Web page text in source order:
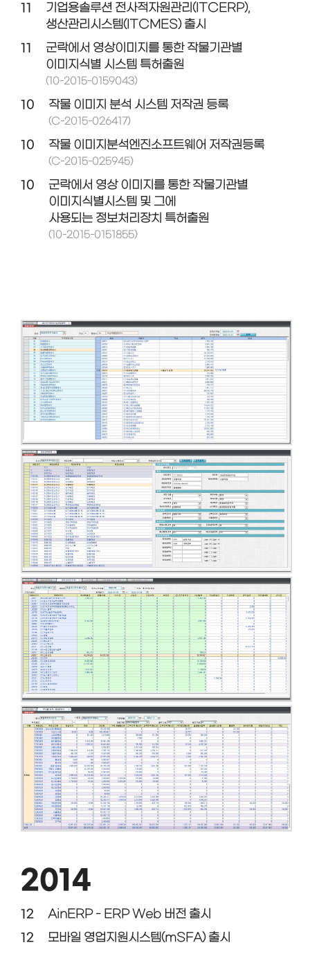
11
기업용솔루션 전사적자원관리(ITCERP),
생산관리시스템(ITCMES) 출시
11
군락에서 영상이미지를 통한 작물기관별
이미지식별 시스템 특허출원
(10-2015-0159043)
10 작물 이미지 분석 시스템 저작권 등록
(C-2015-026417)
10 작물 이미지분석엔진소프트웨어 저작권등록
(C-2015-025945)
10
군락에서 영상 이미지를 통한 작물기관별
이미지식별시스템 및 그에
사용되는 정보처리장치 특허출원
(10-2015-0151855)
2014
12
AinERP - ERP Web 버전 출시
12
모바일 영업지원시스템(mSFA) 출시